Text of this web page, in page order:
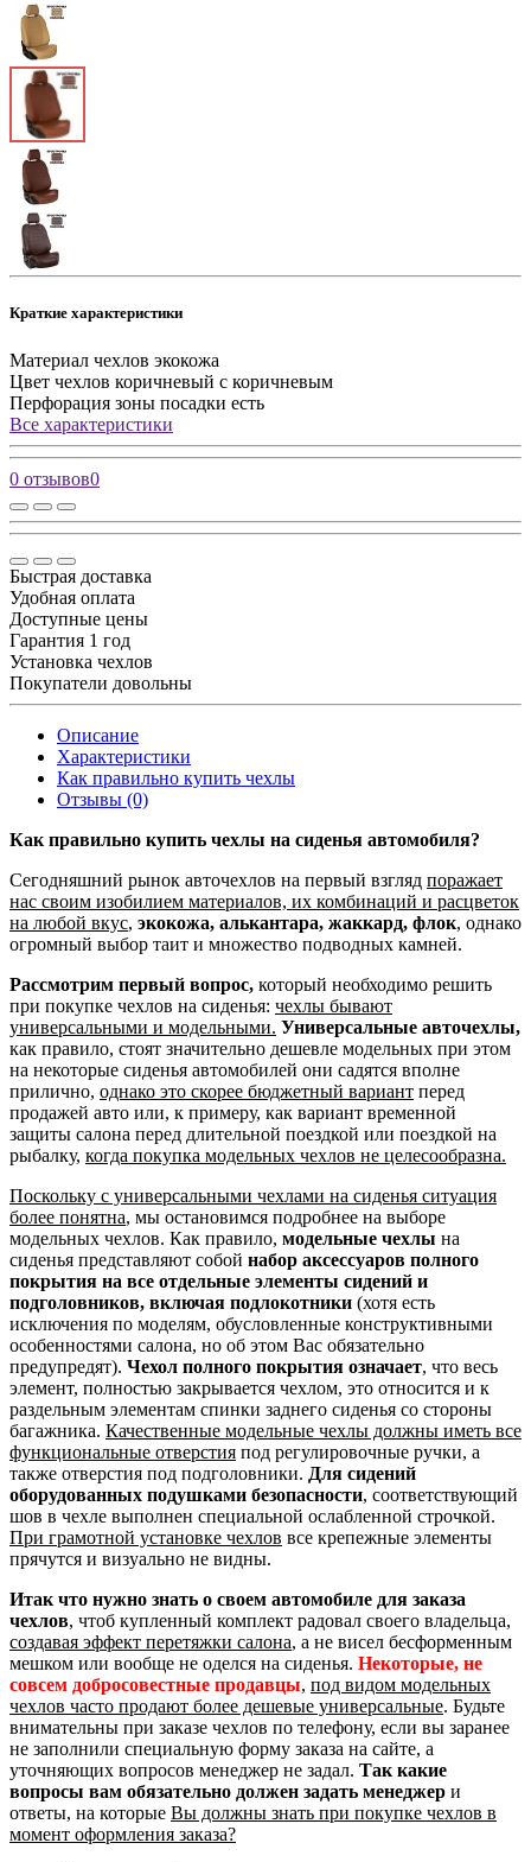
Краткие характеристики
Материал чехлов экокожа
Цвет чехлов коричневый с коричневым
Перфорация зоны посадки есть
Все характеристики
0 отзывов0
Быстрая доставка
Удобная оплата
Доступные цены
Гарантия 1 год
Установка чехлов
Покупатели довольны
Описание
Характеристики
Как правильно купить чехлы
Отзывы (0)
Как правильно купить чехлы на сиденья автомобиля?
Сегодняшний рынок авточехлов на первый взгляд поражает
нас своим изобилием материалов, их комбинаций и расцветок
на любой вкус, экокожа, алькантара, жаккард, флок, однако
огромный выбор таит и множество подводных камней.
Рассмотрим первый вопрос, который необходимо решить
при покупке чехлов на сиденья: чехлы бывают
универсальными и модельными. Универсальные авточехлы,
как правило, стоят значительно дешевле модельных при этом
на некоторые сиденья автомобилей они садятся вполне
прилично, однако это скорее бюджетный вариант перед
продажей авто или, к примеру, как вариант временной
защиты салона перед длительной поездкой или поездкой на
рыбалку, когда покупка модельных чехлов не целесообразна.
Поскольку с универсальными чехлами на сиденья ситуация
более понятна, мы остановимся подробнее на выборе
модельных чехлов. Как правило, модельные чехлы на
сиденья представляют собой набор аксессуаров полного
покрытия на все отдельные элементы сидений и
подголовников, включая подлокотники (хотя есть
исключения по моделям, обусловленные конструктивными
особенностями салона, но об этом Вас обязательно
предупредят). Чехол полного покрытия означает, что весь
элемент, полностью закрывается чехлом, это относится и к
раздельным элементам спинки заднего сиденья со стороны
багажника. Качественные модельные чехлы должны иметь все
функциональные отверстия под регулировочные ручки, а
также отверстия под подголовники. Для сидений
оборудованных подушками безопасности, соответствующий
шов в чехле выполнен специальной ослабленной строчкой.
При грамотной установке чехлов все крепежные элементы
прячутся и визуально не видны.
Итак что нужно знать о своем автомобиле для заказа
чехлов, чтоб купленный комплект радовал своего владельца,
создавая эффект перетяжки салона, а не висел бесформенным
мешком или вообще не оделся на сиденья. Некоторые, не
совсем добросовестные продавцы, под видом модельных
чехлов часто продают более дешевые универсальные. Будьте
внимательны при заказе чехлов по телефону, если вы заранее
не заполнили специальную форму заказа на сайте, а
уточняющих вопросов менеджер не задал. Так какие
вопросы вам обязательно должен задать менеджер и
ответы, на которые Вы должны знать при покупке чехлов в
момент оформления заказа?